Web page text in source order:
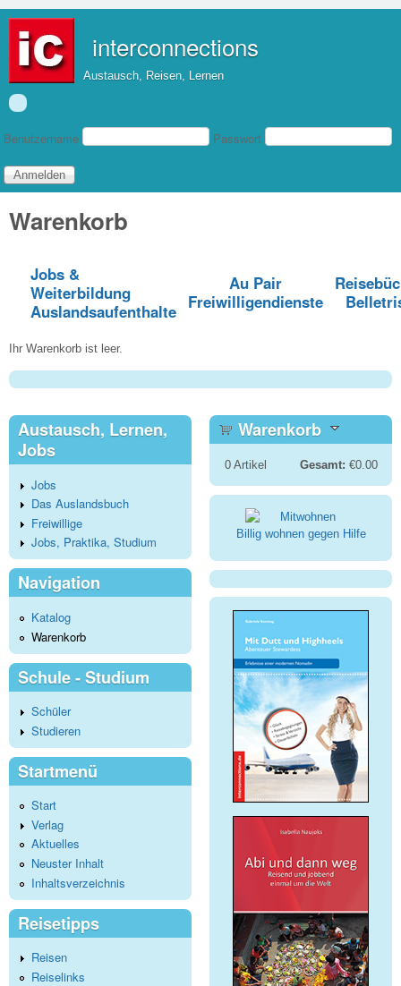
interconnections
Austausch, Reisen, Lernen
Benutzeranmeldung
Benutzername Passwort
Warenkorb
Jobs &
Weiterbildung
Auslandsaufenthalte
Au Pair
Freiwilligendienste
Ihr Warenkorb ist leer.
Austausch, Lernen,
Jobs
Jobs
Das Auslandsbuch
Freiwillige
Jobs, Praktika, Studium
Navigation
Katalog
Warenkorb
Schule - Studium
Schüler
Studieren
Startmenü
Start
Verlag
Aktuelles
Neuster Inhalt
Inhaltsverzeichnis
Reisetipps
Reisen
Reiselinks
Warenkorb
0Artikel Gesamt: €0.00
Billig wohnen gegen Hilfe